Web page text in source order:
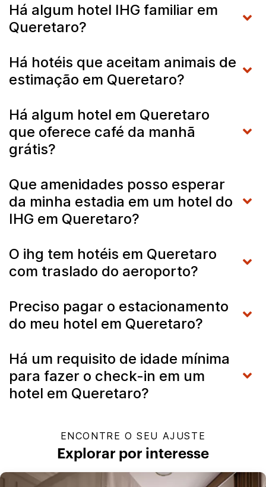
Há algum hotel IHG familiar em
Queretaro?
Há hotéis que aceitam animais de
estimação em Queretaro?
Há algum hotel em Queretaro
que oferece café da manhã
grátis?
Que amenidades posso esperar
da minha estadia em um hotel do
IHG em Queretaro?
O ihg tem hotéis em Queretaro
com traslado do aeroporto?
Preciso pagar o estacionamento
do meu hotel em Queretaro?
Há um requisito de idade mínima
para fazer o check-in em um
hotel em Queretaro?
ENCONTRE O SEU AJUSTE
Explorar por interesse